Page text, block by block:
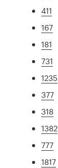
411
167
181
731
1235
377
318
1382
777
1817